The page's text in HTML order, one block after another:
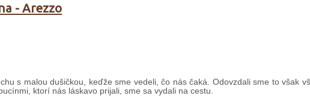
- Arezzo
s malou dušičkou, keďže sme vedeli, čo nás čaká. Odovzdali sme to však
ktorí nás láskavo prijali, sme sa vydali na cestu.